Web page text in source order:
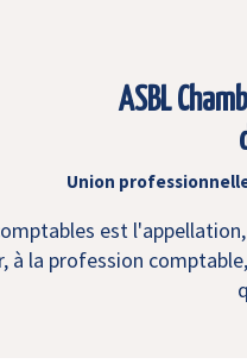
ASBL
Union
est
à la profession